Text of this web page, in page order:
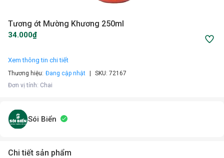
Tương ớt Mường Khương 250ml
34.000₫
Xem thông tin chi tiết
Thương hiệu: Đang cập nhật SKU: 72167
Đơn vị tính: Chai
Sói Biển
Chi tiết sản phẩm